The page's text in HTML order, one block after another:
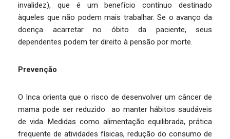
invalidez), que é um benefício contínuo destinado
àqueles que não podem mais trabalhar. Se o avanço da
doença acarretar no óbito da paciente, seus
dependentes podem ter direito à pensão por morte.
Prevenção
O Inca orienta que o risco de desenvolver um câncer de
mama pode ser reduzido ao manter hábitos saudáveis
de vida. Medidas como alimentação equilibrada, prática
frequente de atividades físicas, redução do consumo de